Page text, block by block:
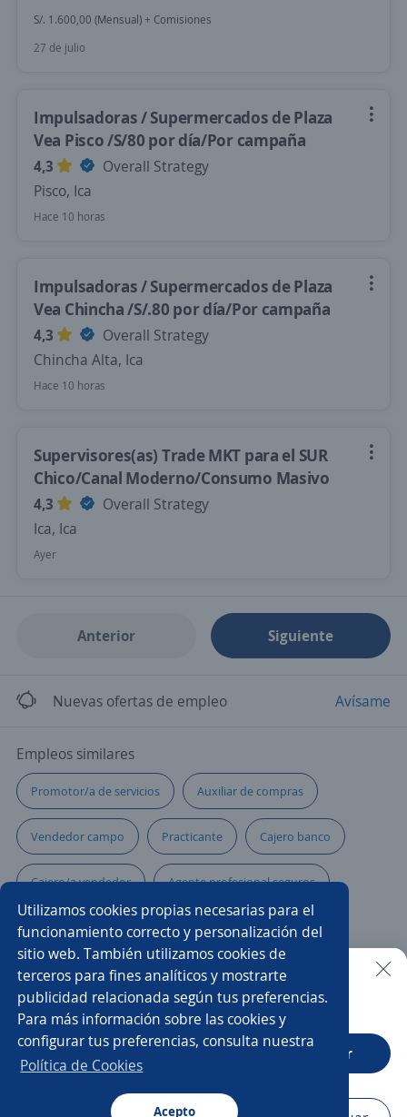
S/. 1.600,00 (Mensual) + Comisiones
27 de julio
Impulsadoras / Supermercados de Plaza
Vea Pisco /S/80 por día/Por campaña
4,3
Overall Strategy
Pisco, Ica
Hace 10 horas
Impulsadoras / Supermercados de Plaza
Vea Chincha /S/.80 por día/Por campaña
4,3
Overall Strategy
Chincha Alta, Ica
Hace 10 horas
Supervisores(as) Trade MKT para el SUR
Chico/Canal Moderno/Consumo Masivo
4,3
Overall Strategy
Ica, Ica
Ayer
Anterior Siguiente
Nuevas ofertas de empleo Avísame
Empleos similares
Promotor/a de servicios Auxiliar de compras
Vendedor campo Practicante Cajero banco
Cajero/a vendedor Agente profesional seguros
Cajero multifuncional Ejecutivo personal
Promotor/a mercaderista
Ejecutivo/a de atención al cliente Ejecutivo/a
Promotor de ventas en tiendas de autoservicio
Asesora de ventas Asesor/a educativo
Buscar es más fácil en la app
CT App Abrir
Utilizamos cookies propias necesarias para el
funcionamiento correcto y personalización del
sitio web. También utilizamos cookies de
terceros para fines analíticos y mostrarte
publicidad relacionada según tus preferencias.
Para más información sobre las cookies y
configurar tus preferencias, consulta nuestra
Política de Cookies
Acepto